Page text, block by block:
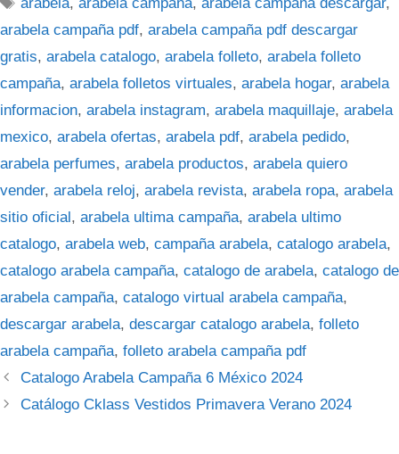
arabela,arabela campaña,arabela campaña descargar,
arabela campaña pdf, arabela campaña pdf descargar
gratis, arabela catalogo, arabela folleto, arabela folleto
campaña, arabela folletos virtuales, arabela hogar, arabela
informacion, arabela instagram, arabela maquillaje, arabela
mexico, arabela ofertas, arabela pdf, arabela pedido,
arabela perfumes, arabela productos, arabela quiero
vender, arabela reloj, arabela revista, arabela ropa, arabela
sitio oficial , arabela ultima campaña, arabela ultimo
catalogo, arabela web, campaña arabela, catalogo arabela,
catalogo arabela campaña, catalogo de arabela, catalogo de
arabela campaña, catalogo virtual arabela campaña,
descargar arabela, descargar catalogo arabela, folleto
arabela campaña, folleto arabela campaña pdf
Catalogo Arabela Campaña 6 México 2024
Catálogo Cklass Vestidos Primavera Verano 2024